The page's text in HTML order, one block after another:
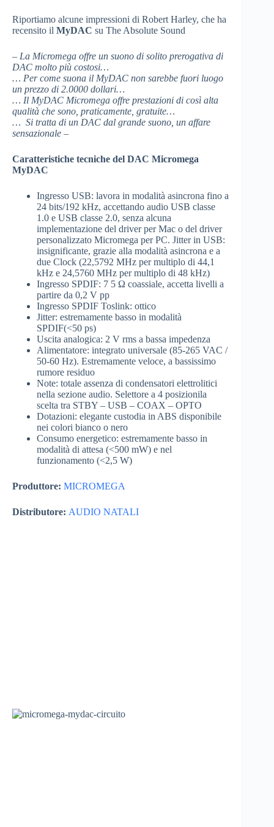
Riportiamo alcune impressioni di Robert Harley, che ha
recensito il MyDAC su The Absolute Sound
– La Micromega offre un suono di solito prerogativa di
DAC molto più costosi…
… Per come suona il MyDAC non sarebbe fuori luogo
un prezzo di 2.0000 dollari…
… Il MyDAC Micromega offre prestazioni di così alta
qualità che sono, praticamente, gratuite…
… Si tratta di un DAC dal grande suono, un affare
sensazionale –
Caratteristiche tecniche del DAC Micromega
MyDAC
Ingresso USB: lavora in modalità asincrona fino a
24 bits/192 kHz, accettando audio USB classe
1.0 e USB classe 2.0, senza alcuna
implementazione del driver per Mac o del driver
personalizzato Micromega per PC. Jitter in USB:
insignificante, grazie alla modalità asincrona e a
due Clock (22,5792 MHz per multiplo di 44,1
kHz e 24,5760 MHz per multiplo di 48 kHz)
Ingresso SPDIF: 7 5 Ω coassiale, accetta livelli a
partire da 0,2 V pp
Ingresso SPDIF Toslink: ottico
Jitter: estremamente basso in modalità
SPDIF(<50 ps)
Uscita analogica: 2 V rms a bassa impedenza
Alimentatore: integrato universale (85-265 VAC /
50-60 Hz). Estremamente veloce, a bassissimo
rumore residuo
Note: totale assenza di condensatori elettrolitici
nella sezione audio. Selettore a 4 posizionila
scelta tra STBY – USB – COAX – OPTO
Dotazioni: elegante custodia in ABS disponibile
nei colori bianco o nero
Consumo energetico: estremamente basso in
modalità di attesa (<500 mW) e nel
funzionamento (<2,5 W)
Produttore: MICROMEGA
Distributore: AUDIO NATALI